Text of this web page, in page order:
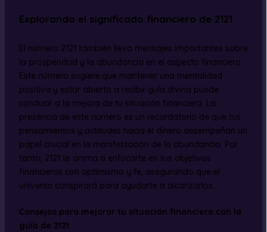
Explorando el significado financiero de 2121
El número 2121 también lleva mensajes importantes sobre
la prosperidad y la abundancia en el aspecto financiero.
Este número sugiere que mantener una mentalidad
positiva y estar abierto a recibir guía divina puede
conducir a la mejora de tu situación financiera. La
presencia de este número es un recordatorio de que tus
pensamientos y actitudes hacia el dinero desempeñan un
papel crucial en la manifestación de la abundancia. Por
tanto, 2121 te anima a enfocarte en tus objetivos
financieros con optimismo y fe, asegurando que el
universo conspirará para ayudarte a alcanzarlos.
Consejos para mejorar tu situación financiera con la
guía de 2121